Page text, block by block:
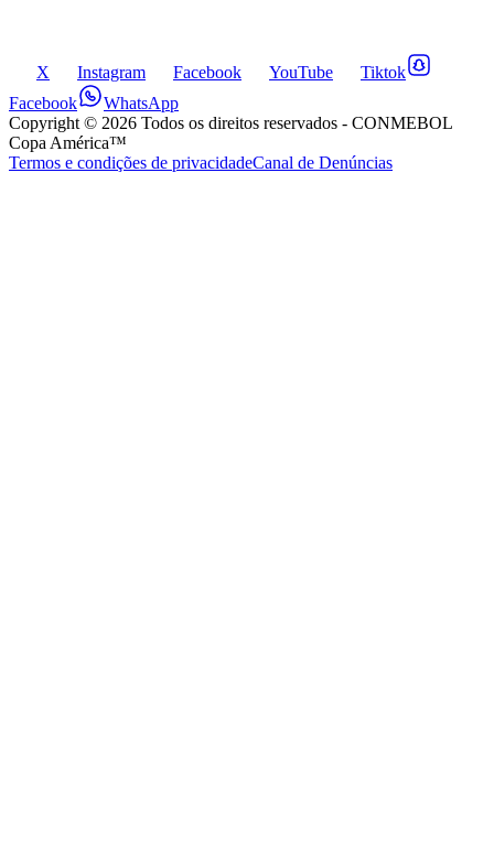
X Instagram Facebook YouTube
Tiktok
Facebook
WhatsApp
Copyright © 2026 Todos os direitos reservados - CONMEBOL
Copa América™
Termos e condições de privacidadeCanal de Denúncias